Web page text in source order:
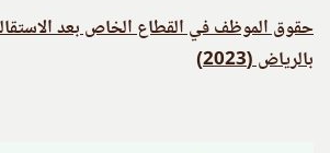
حقوق الموظف في القطاع الخاص بعد
بالرياض (2023)